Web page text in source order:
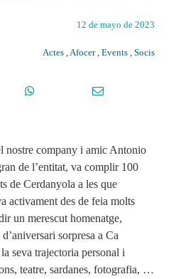
12 de mayo de 2023
Actes Afocer,Events ,Socis
nostre company i amic Antonio
de l’entitat, va complir 100
de Cerdanyola a les que
activament des de feia molts
un merescut homenatge,
sorpresa a Ca
seva trajectoria personal i
teatre, sardanes, fotografia, …